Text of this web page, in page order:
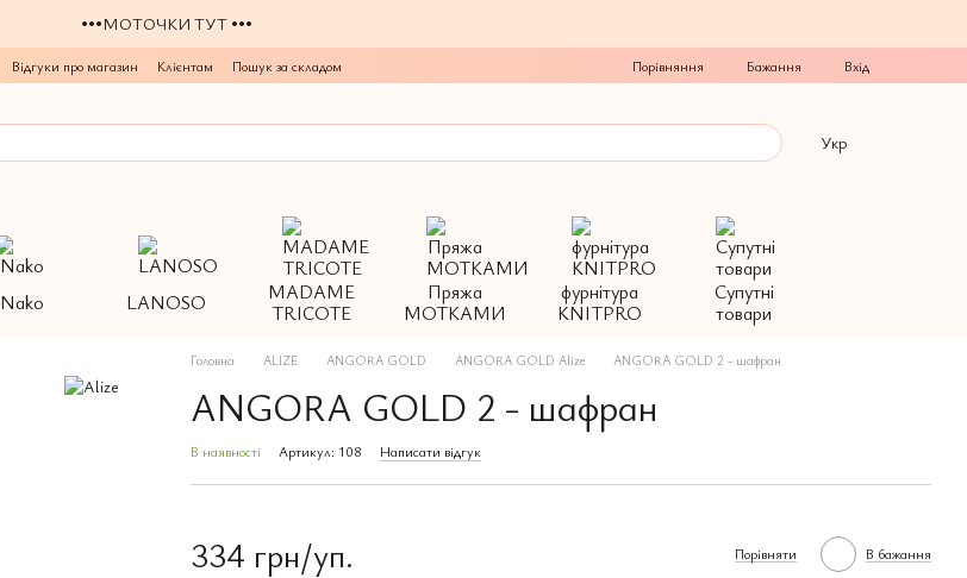
•••МОТОЧКИ ТУТ •••
Відгуки про магазин Клієнтам Пошук за складом Порівняння Бажання Вхід
Укр
Nako LANOSO
MADAME
TRICOTE
Пряжа
МОТКАМИ
фурнітура
KNITPRO
Супутні
товари
Головна ALIZE ANGORA GOLD ANGORA GOLD Alize ANGORA GOLD 2 - шафран
ANGORA GOLD 2 - шафран
В наявності Артикул: 108 Написати відгук
334 грн/уп. Порівняти В бажання